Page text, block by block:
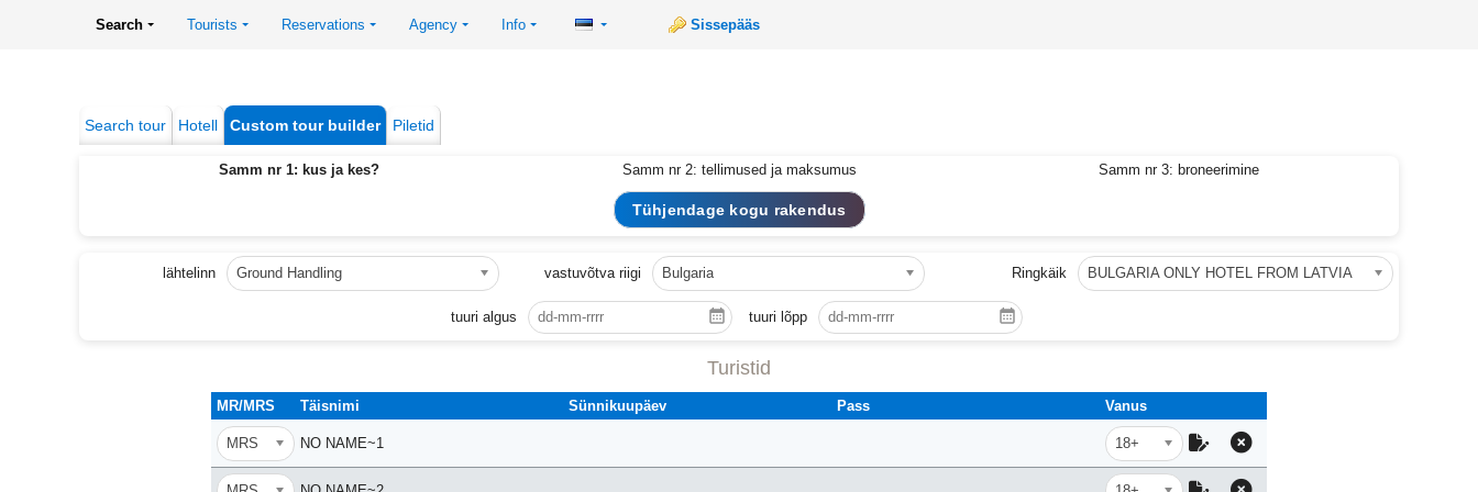
Search Tourists Reservations Agency Info Sissepääs
Search tour Hotell Custom tour builder Piletid
Samm nr 1: kus ja kes? Samm nr 2: tellimused ja maksumus Samm nr 3: broneerimine
lähtelinn Ground Handling vastuvõtva riigi Bulgaria Ringkäik BULGARIA ONLY HOTEL FROM LATVIA
tuuri algus tuuri lõpp
Turistid
MR/MRS Täisnimi Sünnikuupäev Pass Vanus
MRS NO NAME~1 18+